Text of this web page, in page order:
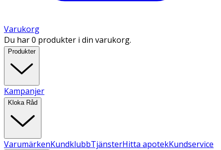
Varukorg
Du har 0 produkter i din varukorg.
Produkter
Kampanjer
Kloka Råd
VarumärkenKundklubbTjänsterHitta apotekKundservice